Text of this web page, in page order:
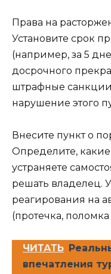
Права на
Установите срок
(например, за 5
досрочного
штрафные санкции
нарушение этого
Внесите пункт о
Определите,
устраняете
решать владелец.
реагирования на
(протечка, поломка
ЧИТАТЬ
впечатления